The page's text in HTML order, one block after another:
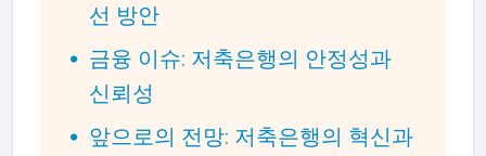
선 방안
금융 이슈: 저축은행의 안정성과
신뢰성
앞으로의 전망: 저축은행의 혁신과